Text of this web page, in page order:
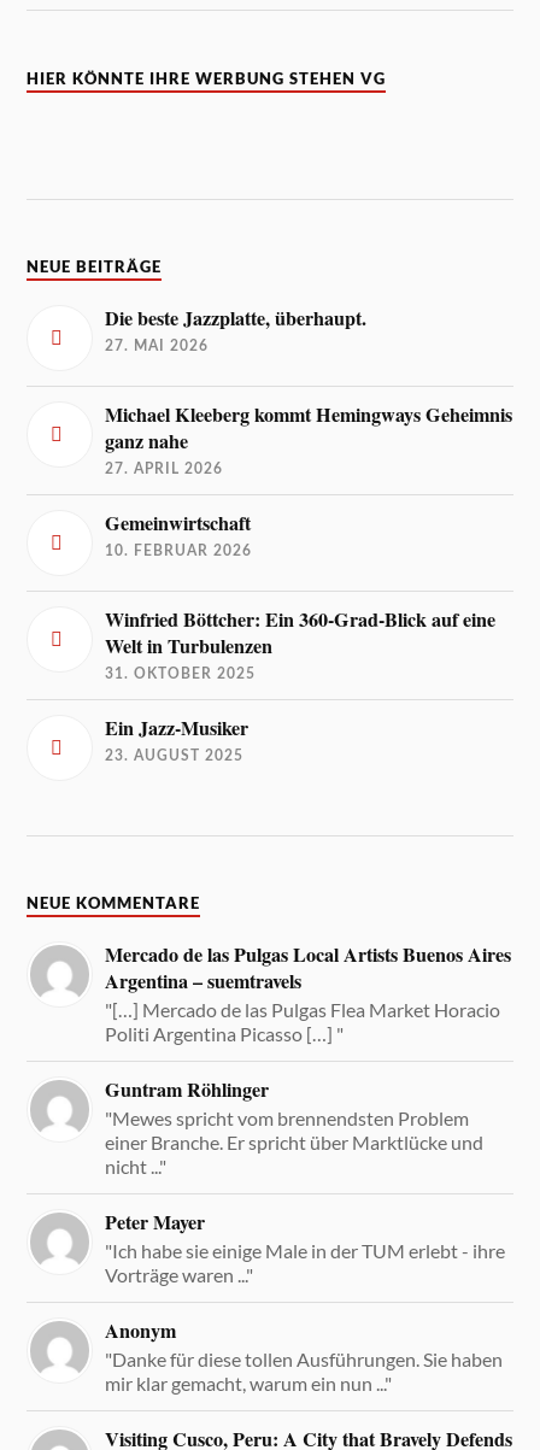
HIER KÖNNTE IHRE WERBUNG STEHEN VG
NEUE BEITRÄGE
Die beste Jazzplatte, überhaupt.
27. MAI 2026
Michael Kleeberg kommt Hemingways Geheimnis
ganz nahe
27. APRIL 2026
Gemeinwirtschaft
10. FEBRUAR 2026
Winfried Böttcher: Ein 360-Grad-Blick auf eine
Welt in Turbulenzen
31. OKTOBER 2025
Ein Jazz-Musiker
23. AUGUST 2025
NEUE KOMMENTARE
Mercado de las Pulgas Local Artists Buenos Aires
Argentina – suemtravels
"[…] Mercado de las Pulgas Flea Market Horacio
Politi Argentina Picasso […] "
Guntram Röhlinger
"Mewes spricht vom brennendsten Problem
einer Branche. Er spricht über Marktlücke und
nicht ..."
Peter Mayer
"Ich habe sie einige Male in der TUM erlebt - ihre
Vorträge waren ..."
Anonym
"Danke für diese tollen Ausführungen. Sie haben
mir klar gemacht, warum ein nun ..."
Visiting Cusco, Peru: A City that Bravely Defends